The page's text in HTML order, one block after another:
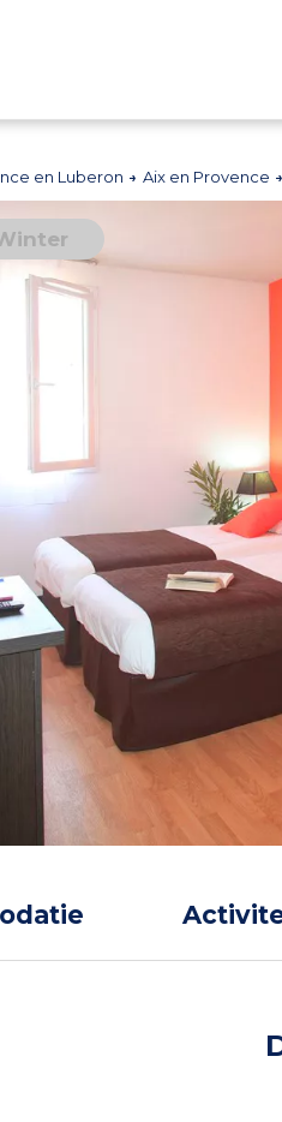
en Luberon Aix en Provence